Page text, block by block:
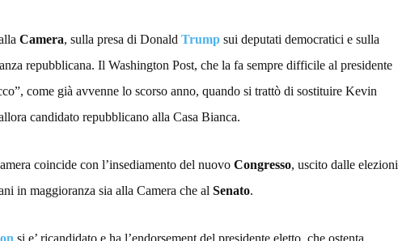
Camera, sulla presa di Donald Trump sui deputati democratici e sulla
repubblicana. Il Washington Post, che la fa sempre difficile al presidente
come già avvenne lo scorso anno, quando si trattò di sostituire Kevin
candidato repubblicano alla Casa Bianca.
coincide con l’insediamento del nuovo Congresso, uscito dalle elezioni
in maggioranza sia alla Camera che al Senato.
si e’ ricandidato e ha l’endorsement del presidente eletto, che ostenta